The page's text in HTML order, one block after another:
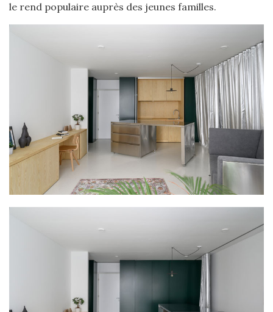
le rend populaire auprès des jeunes familles.